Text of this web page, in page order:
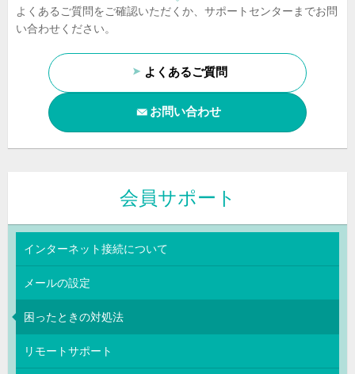
よくあるご質問をご確認いただくか、サポートセンターまでお問
い合わせください。
よくあるご質問
お問い合わせ
会員サポート
インターネット接続について
メールの設定
困ったときの対処法
リモートサポート